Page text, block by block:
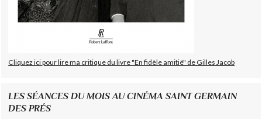
Cliquez ici pour lire ma critique du livre "En fidèle amitié" de Gilles Jacob
LES SÉANCES DU MOIS AU CINÉMA SAINT GERMAIN
DES PRÉS